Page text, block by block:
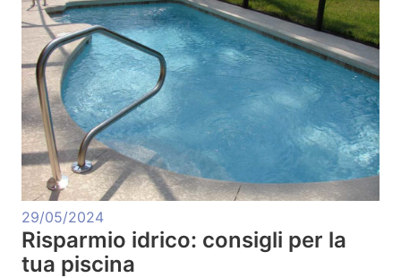
29/05/2024
Risparmio idrico: consigli per la
tua piscina